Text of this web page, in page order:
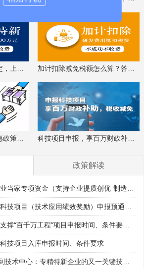
化
部
门
冈）竹木有限公司
市
工
业
信
化
部
新材料股份有限公司
市
业
和
信
息
部
门
加计扣除减免税额怎么算？答疑解惑、咨询培训
国家扶持科技创新的优惠政策，索取资料、解读政策 科技项目申报，享百万财政补贴，减免40%所得税
政策解读
持企业提质创优-制造业单项冠军）项目入库申报时间、条件要求、奖励标准
（技术应用绩效奖励）申报预通知时间、条件要求
千万工程”项目申报时间、条件要求、资助奖励
技项目入库申报时间、条件要求
心：专精特新企业的又一关键技术创新平台价值分析